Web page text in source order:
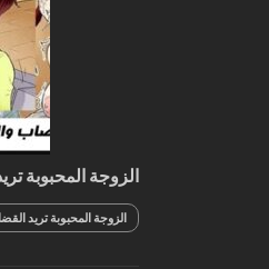
الزوجة المحبوبة
الزائد
الزوجة المحبوبة تريد
على الوزن الزائد